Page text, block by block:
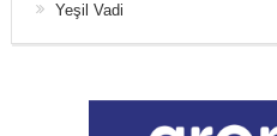
Yeşil Vadi